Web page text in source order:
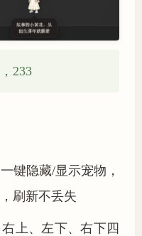
233
键隐藏/显示宠物，
刷新不丢失
右上、左下、右下四